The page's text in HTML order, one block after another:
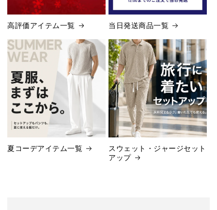
高評価アイテム一覧 当日発送商品一覧
夏コーデアイテム一覧
スウェット・ジャージセット
アップ